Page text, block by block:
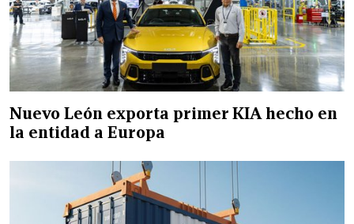
Nuevo León exporta primer KIA hecho en
la entidad a Europa